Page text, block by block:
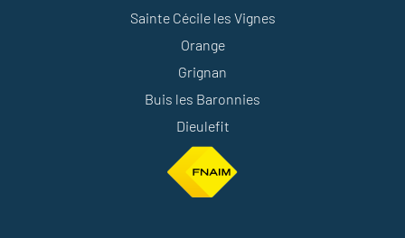
Sainte Cécile les Vignes
Orange
Grignan
Buis les Baronnies
Dieulefit